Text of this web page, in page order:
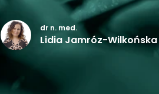
dr n. med.
Lidia Jamróz-Wilkońska